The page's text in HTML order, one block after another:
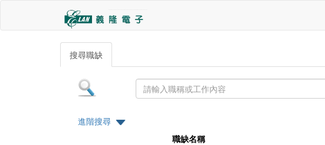
搜尋職缺
進階搜尋
職缺名稱